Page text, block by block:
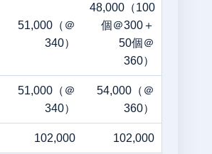
51,000（＠
340）
48,000（100
個＠300＋
50個＠
360）
51,000（＠
340）
54,000（＠
360）
102,000 102,000